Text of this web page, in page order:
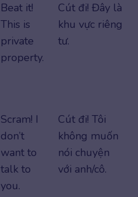
Beat it!
This is
private
property.
Cút đi! Đây là
khu vực riêng
tư.
Scram! I
don’t
want to
talk to
you.
Cút đi! Tôi
không muốn
nói chuyện
với anh/cô.